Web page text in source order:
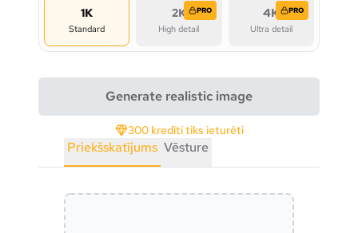
1K
Standard
PRO
2K
High detail
PRO
4K
Ultra detail
Generate realistic image
300 kredīti tiks ieturēti
Priekšskatījums Vēsture